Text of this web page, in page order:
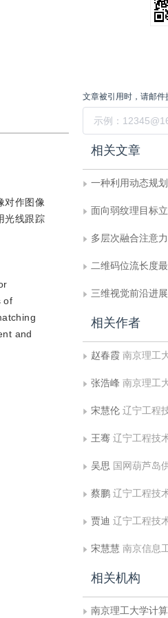
对作图像
光线跟踪
of
and
文章被引用时，请邮件
相关文章
一种利用动态规划和左右
面向弱纹理目标立体匹
多层次融合注意力网络的
二维码位流长度
三维视觉前沿进展
相关作者
赵春霞 南京理工大学
张浩峰 南京理工大学
宋慧伦 辽宁工程技术
王骞 辽宁工程技术大
吴思 国网葫芦岛
蔡鹏 辽宁工程技术大
贾迪 辽宁工程技术大
宋慧慧 南京信息工程大学大气环境与装备
相关机构
南京理工大学计算